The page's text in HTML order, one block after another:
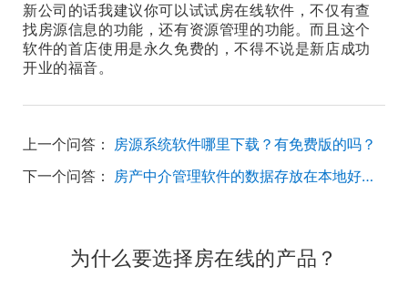
新公司的话我建议你可以试试房在线软件，不仅有查
找房源信息的功能，还有资源管理的功能。而且这个
软件的首店使用是永久免费的，不得不说是新店成功
开业的福音。
上一个问答： 房源系统软件哪里下载？有免费版的吗？
下一个问答：
房产中介管理软件的数据存放在本地好一点还是存放在软件商那里好一点？
为什么要选择房在线的产品？